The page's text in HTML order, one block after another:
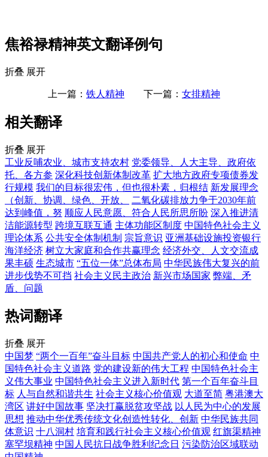
焦裕禄精神英文翻译例句
折叠 展开
上一篇： 铁人精神 下一篇： 女排精神
相关翻译
折叠 展开
工业反哺农业、城市支持农村 党委领导、人大主导、政府依
托、各方参 深化科技创新体制改革 扩大地方政府专项债券发
行规模 我们的目标很宏伟，但也很朴素，归根结 新发展理念
（创新、协调、绿色、开放、
二氧化碳排放力争于2030年前
达到峰值，努 顺应人民意愿、符合人民所思所盼 深入推进清
洁能源转型 跨境互联互通 主体功能区制度 中国特色社会主义
理论体系 公共安全体制机制 宗旨意识 亚洲基础设施投资银行
海洋经济 树立大家庭和合作共赢理念 经济外交、人文交流成
果丰硕 生态城市 “五位一体”总体布局 中华民族伟大复兴的前
进步伐势不可挡 社会主义民主政治 新兴市场国家 弊端、矛
盾、问题
热词翻译
折叠 展开
中国梦 “两个一百年”奋斗目标 中国共产党人的初心和使命 中
国特色社会主义道路 党的建设新的伟大工程 中国特色社会主
义伟大事业 中国特色社会主义进入新时代 第一个百年奋斗目
标 人与自然和谐共生 社会主义核心价值观 大道至简 粤港澳大
湾区 讲好中国故事 坚决打赢脱贫攻坚战 以人民为中心的发展
思想 推动中华优秀传统文化创造性转化、创新 中华民族共同
体意识 十八洞村 培育和践行社会主义核心价值观 红旗渠精神
塞罕坝精神 中国人民抗日战争胜利纪念日 污染防治区域联动